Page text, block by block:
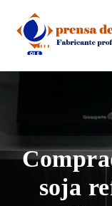
content
soja